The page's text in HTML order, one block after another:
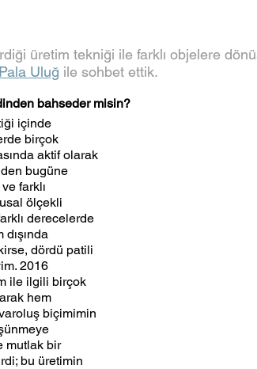
üretim tekniği ile farklı objelere
Uluğ ile sohbet ettik.
bahseder misin?
içinde
birçok
aktif olarak
bugüne
farklı
ölçekli
derecelerde
dördü patili
2016
ile ilgili birçok
hem
biçimimin
mutlak bir
bu üretimin